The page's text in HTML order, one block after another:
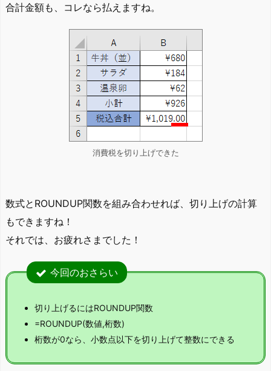
合計金額も、コレなら払えますね。
消費税を切り上げできた
数式とROUNDUP関数を組み合わせれば、切り上げの計算
もできますね！
それでは、お疲れさまでした！
今回のおさらい
切り上げるにはROUNDUP関数
=ROUNDUP(数値,桁数)
桁数が0なら、小数点以下を切り上げて整数にできる